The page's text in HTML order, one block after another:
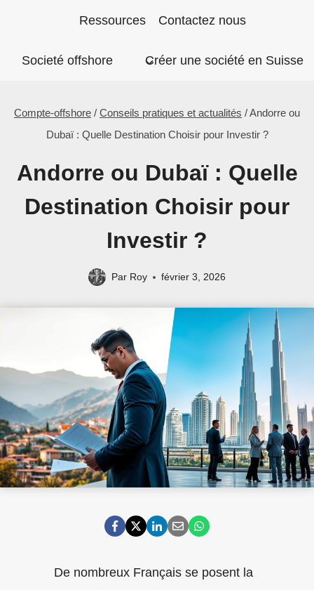
contenu
Ressources Contactez nous
Societé offshore Créer une société en Suisse
Compte-offshore / Conseils pratiques et actualités /Andorre ou
Dubaï : Quelle Destination Choisir pour Investir ?
Andorre ou Dubaï : Quelle
Destination Choisir pour
Investir ?
Par Roy février 3, 2026
De nombreux Français se posent la